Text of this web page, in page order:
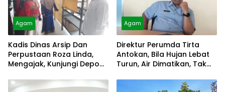
Agam
Kadis Dinas Arsip Dan
Perpustaan Roza Linda,
Mengajak, Kunjungi Depo
Agam
Direktur Perumda Tirta
Antokan, Bila Hujan Lebat
Turun, Air Dimatikan, Tak